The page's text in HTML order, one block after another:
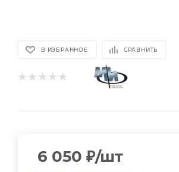
В ИЗБРАННОЕ СРАВНИТЬ
6 050 ₽/шт